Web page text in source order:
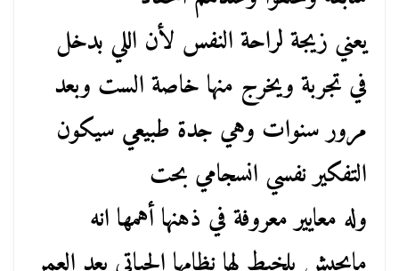
يعني زيجة لراحة النفس لأن اللي بدخل
في تجربة ويخرج منها خاصة الست وبعد
مرور سنوات وهي جدة طبيعي سيكون
التفكير نفسي انسجامي بحت
وله معايير معروفة في ذهنها أهمها انه